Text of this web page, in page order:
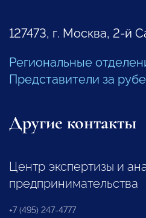
127473, г. Москва, 2-й
Региональные
Представители за
Другие контакты
Центр экспертизы и
предпринимательства
+7 (495) 247-4777